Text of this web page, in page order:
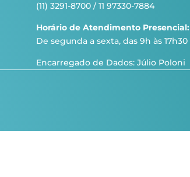
(11) 3291-8700 / 11 97330-7884
Horário de Atendimento Presencial:
De segunda a sexta, das 9h às 17h30
Encarregado de Dados: Júlio Poloni